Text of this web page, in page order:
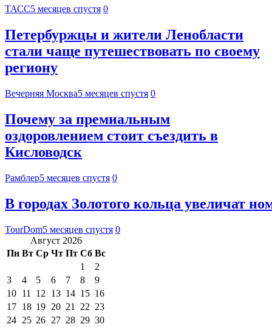
ТАСС5 месяцев спустя 0
Петербуржцы и жители Ленобласти
стали чаще путешествовать по своему
региону
Вечерняя Москва5 месяцев спустя 0
Почему за премиальным
оздоровлением стоит съездить в
Кисловодск
Рамблер5 месяцев спустя 0
В городах Золотого кольца увеличат
TourDom5 месяцев спустя 0
Август 2026
Пн Вт Ср Чт Пт Сб Вс
1
2
3
4 5 6 7 8
9
10 11 12 13 14 15 16
17 18 19 20 21 22 23
24 25 26 27 28 29 30